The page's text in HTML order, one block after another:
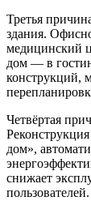
Третья
здания.
медицинский
дом — в
конструкций,
Четвёртая
дом»,
снижает
пользователей.